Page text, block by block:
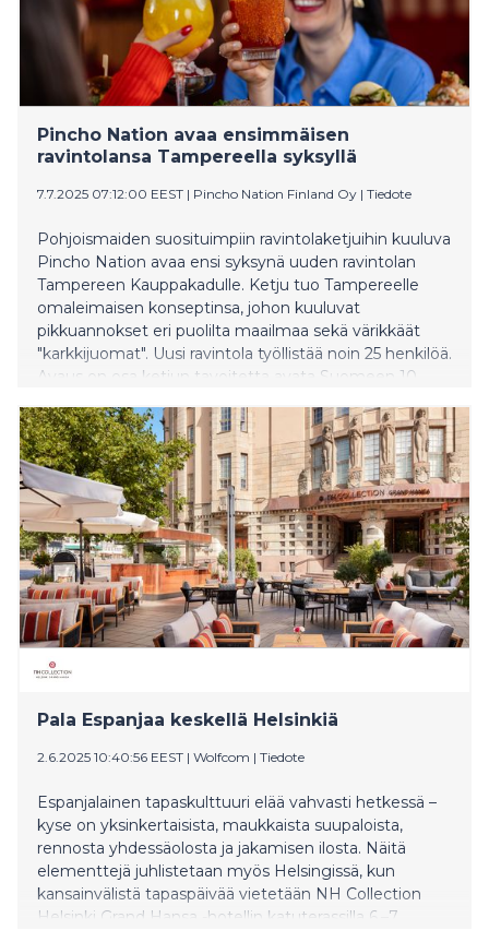
Pincho Nation avaa ensimmäisen
ravintolansa Tampereella syksyllä
7.7.2025 07:12:00 EEST | Pincho Nation Finland Oy | Tiedote
Pohjoismaiden suosituimpiin ravintolaketjuihin kuuluva
Pincho Nation avaa ensi syksynä uuden ravintolan
Tampereen Kauppakadulle. Ketju tuo Tampereelle
omaleimaisen konseptinsa, johon kuuluvat
pikkuannokset eri puolilta maailmaa sekä värikkäät
"karkkijuomat". Uusi ravintola työllistää noin 25 henkilöä.
Avaus on osa ketjun tavoitetta avata Suomeen 10
Pala Espanjaa keskellä Helsinkiä
2.6.2025 10:40:56 EEST | Wolfcom | Tiedote
Espanjalainen tapaskulttuuri elää vahvasti hetkessä –
kyse on yksinkertaisista, maukkaista suupaloista,
rennosta yhdessäolosta ja jakamisen ilosta. Näitä
elementtejä juhlistetaan myös Helsingissä, kun
kansainvälistä tapaspäivää vietetään NH Collection
Helsinki Grand Hansa -hotellin katuterassilla 6.–7.